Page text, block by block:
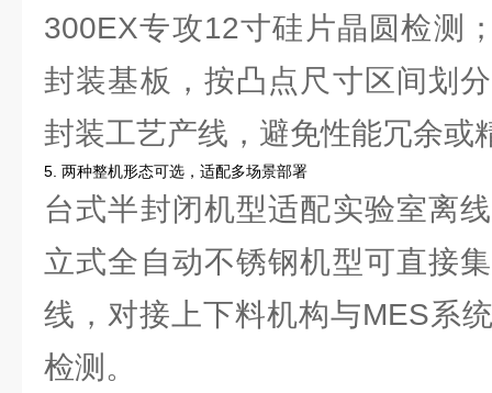
300EX专攻12寸硅片晶圆检测
封装基板，按凸点尺寸区间划
封装工艺产线，避免性能冗余或
5. 两种整机形态可选，适配多场景部署
台式半封闭机型适配实验室离
立式全自动不锈钢机型可直接
线，对接上下料机构与MES系
检测。